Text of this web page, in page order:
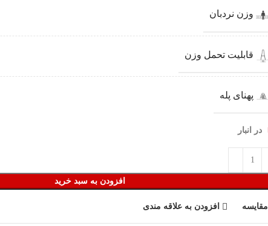
وزن نردبان
قابلیت تحمل وزن
پهنای پله
افزودن به سبد خرید
مقایسه افزودن به علاقه مندی